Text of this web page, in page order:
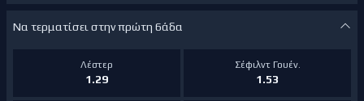
Να τερματίσει στην πρώτη 6άδα
Λέστερ
1.29
Σέφιλντ Γουέν.
1.53